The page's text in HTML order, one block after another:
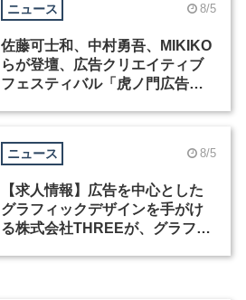
ニュース 8/5
佐藤可士和、中村勇吾、MIKIKO
らが登壇、広告クリエイティブ
フェスティバル「虎ノ門広告
ニュース 8/5
【求人情報】広告を中心とした
グラフィックデザインを手がけ
る株式会社THREEが、グラフィ